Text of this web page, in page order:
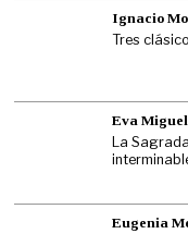
Ignacio
Tres
Eva Miguel
La
Eugenia